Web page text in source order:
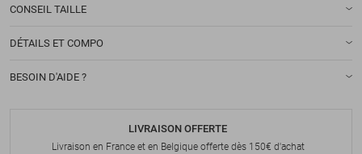
CONSEIL TAILLE
DÉTAILS ET COMPO
BESOIN D'AIDE ?
LIVRAISON OFFERTE
Livraison en France et en Belgique offerte dès 150€ d'achat